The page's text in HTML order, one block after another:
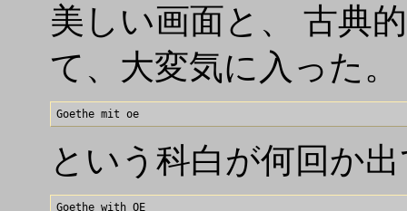
美しい画面と、 古典
て、大変気に入った
という科白が何回か